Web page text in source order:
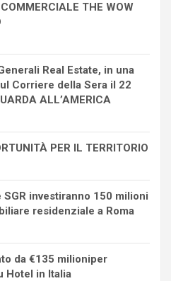
THE WOW
Real Estate, in una
Corriere della Sera il 22
ALL’AMERICA
PER IL TERRITORIO
investiranno 150 milioni
residenziale a Roma
da €135 milioniper
Hotel in Italia